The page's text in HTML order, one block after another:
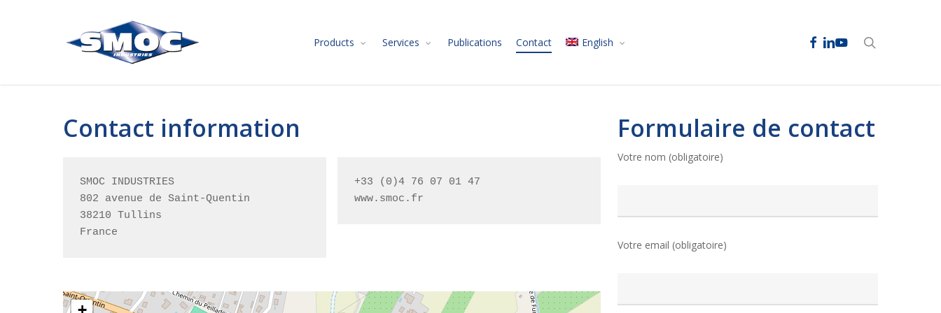
Products Services Publications Contact English facebook
linkedin
youtube
Contact information
SMOC INDUSTRIES
802 avenue de Saint-Quentin
38210 Tullins
France
+33 (0)4 76 07 01 47
www.smoc.fr
Formulaire de contact
Votre nom (obligatoire)
Votre email (obligatoire)